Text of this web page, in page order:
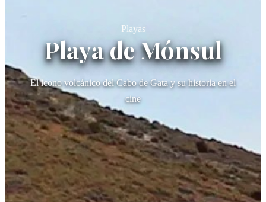
Playas
Playa de Mónsul
El icono volcánico del Cabo de Gata y su historia en el
cine